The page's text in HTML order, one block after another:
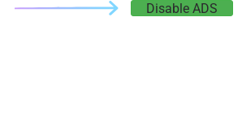
Disable ADS